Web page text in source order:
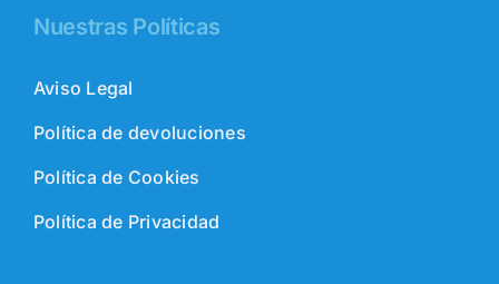
Nuestras Políticas
Aviso Legal
Política de devoluciones
Política de Cookies
Política de Privacidad